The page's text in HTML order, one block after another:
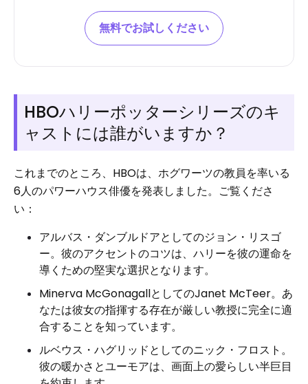
無料でお試しください
HBOハリーポッターシリーズのキ
ャストには誰がいますか？
これまでのところ、HBOは、ホグワーツの教員を率いる
6人のパワーハウス俳優を発表しました。ご覧くださ
い：
アルバス・ダンブルドアとしてのジョン・リスゴ
ー。彼のアクセントのコツは、ハリーを彼の運命を
導くための堅実な選択となります。
Minerva McGonagallとしてのJanet McTeer。あ
なたは彼女の指揮する存在が厳しい教授に完全に適
合することを知っています。
ルベウス・ハグリッドとしてのニック・フロスト。
彼の暖かさとユーモアは、画面上の愛らしい半巨目